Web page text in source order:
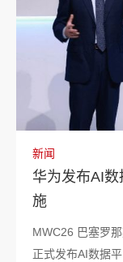
新闻
华为发布AI
施
MWC26 巴塞罗
正式发布AI数据平